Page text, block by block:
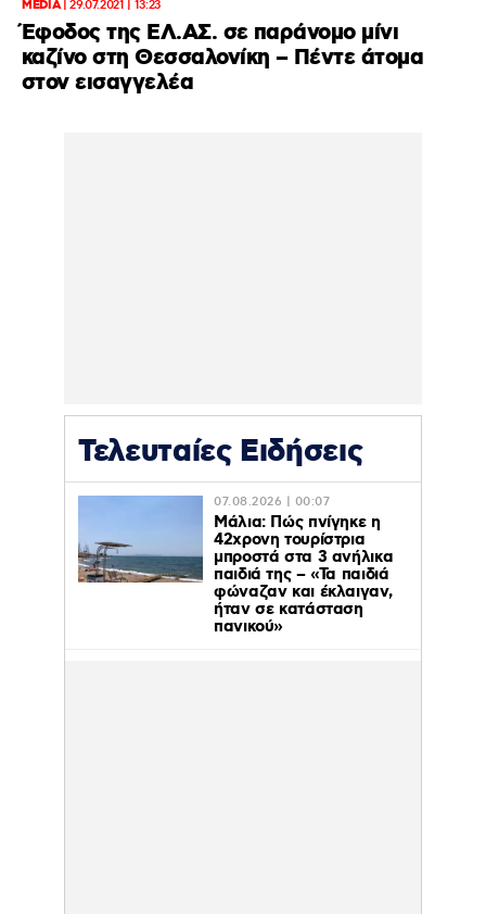
MEDIA|29.07.2021 | 13:23
Έφοδος της ΕΛ.ΑΣ. σε παράνομο μίνι
καζίνο στη Θεσσαλονίκη – Πέντε άτομα
στον εισαγγελέα
Τελευταίες Ειδήσεις
07.08.2026 | 00:07
Μάλια: Πώς πνίγηκε η
42χρονη τουρίστρια
μπροστά στα 3 ανήλικα
παιδιά της – «Τα παιδιά
φώναζαν και έκλαιγαν,
ήταν σε κατάσταση
πανικού»